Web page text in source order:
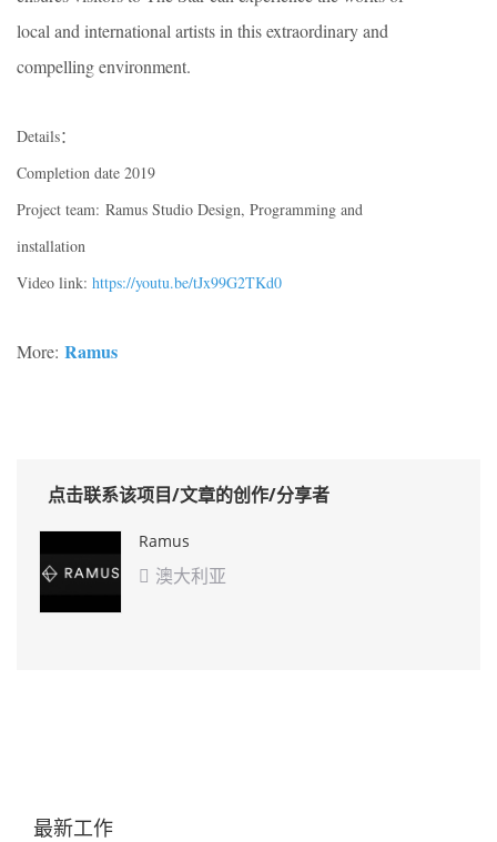
local and international artists in this extraordinary and
compelling environment.
Details：
Completion date 2019
Project team: Ramus Studio Design, Programming and
installation
Video link: https://youtu.be/tJx99G2TKd0
More: Ramus
点击联系该项目/文章的创作/分享者
Ramus
 澳大利亚
最新工作